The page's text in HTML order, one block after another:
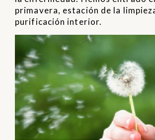
primavera, estación de la
purificación interior.